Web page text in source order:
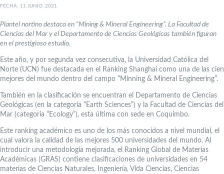
FECHA: 11 JUNIO, 2021
Plantel nortino destaca en “Mining & Mineral Engineering”. La Facultad de
Ciencias del Mar y el Departamento de Ciencias Geológicas también figuran
en el prestigioso estudio.
Este año, y por segunda vez consecutiva, la Universidad Católica del
Norte (UCN) fue destacada en el Ranking Shanghai como una de las cien
mejores del mundo dentro del campo “Minning & Mineral Engineering”.
También en la clasificación se encuentran el Departamento de Ciencias
Geológicas (en la categoría “Earth Sciences”) y la Facultad de Ciencias del
Mar (categoría “Ecology”), esta última con sede en Coquimbo.
Este ranking académico es uno de los más conocidos a nivel mundial, el
cual valora la calidad de las mejores 500 universidades del mundo. Al
introducir una metodología mejorada, el Ranking Global de Materias
Académicas (GRAS) contiene clasificaciones de universidades en 54
materias de Ciencias Naturales, Ingeniería, Vida Ciencias, Ciencias